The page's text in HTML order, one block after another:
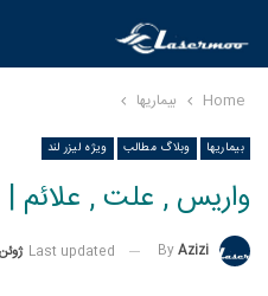
Home بیماریها
بیماریها وبلاگ مطالب ویژه لیزر لند
واریس , علت , علائم |
ByAzizi
Last updated ژوئن 30, 2018